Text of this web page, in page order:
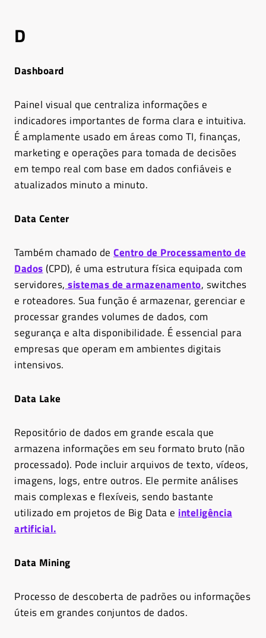
D
Dashboard
Painel visual que centraliza informações e
indicadores importantes de forma clara e intuitiva.
É amplamente usado em áreas como TI, finanças,
marketing e operações para tomada de decisões
em tempo real com base em dados confiáveis e
atualizados minuto a minuto.
Data Center
Também chamado de Centro de Processamento de
Dados(CPD), é uma estrutura física equipada com
servidores, sistemas de armazenamento, switches
e roteadores. Sua função é armazenar, gerenciar e
processar grandes volumes de dados, com
segurança e alta disponibilidade. É essencial para
empresas que operam em ambientes digitais
intensivos.
Data Lake
Repositório de dados em grande escala que
armazena informações em seu formato bruto (não
processado). Pode incluir arquivos de texto, vídeos,
imagens, logs, entre outros. Ele permite análises
mais complexas e flexíveis, sendo bastante
utilizado em projetos de Big Data e inteligência
artificial.
Data Mining
Processo de descoberta de padrões ou informações
úteis em grandes conjuntos de dados.